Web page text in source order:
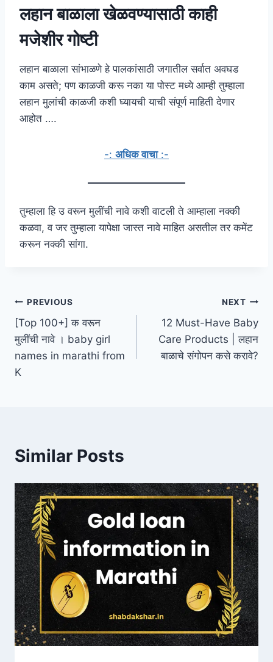
लहान बाळाला खेळवण्यासाठी काही
मजेशीर गोष्टी
लहान बाळाला सांभाळणे हे पालकांसाठी जगातील सर्वात अवघड
काम असते; पण काळजी करू नका या पोस्ट मध्ये आम्ही तुम्हाला
लहान मुलांची काळजी कशी घ्यायची याची संपूर्ण माहिती देणार
आहोत ….
-: अधिक वाचा:-
तुम्हाला हि उ वरून मुलींची नावे कशी वाटली ते आम्हाला नक्की
कळवा, व जर तुम्हाला यापेक्षा जास्त नावे माहित असतील तर कमेंट
करून नक्की सांगा.
Post
navigation
PREVIOUS
[Top 100+] क वरून
मुलींची नावे । baby girl
names in marathi from
K
NEXT
12 Must-Have Baby
Care Products | लहान
बाळाचे संगोपन कसे करावे?
Similar Posts